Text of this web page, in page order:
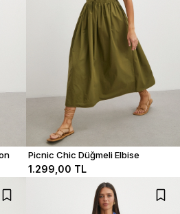
Picnic Chic Düğmeli Elbise
1.299,00 TL